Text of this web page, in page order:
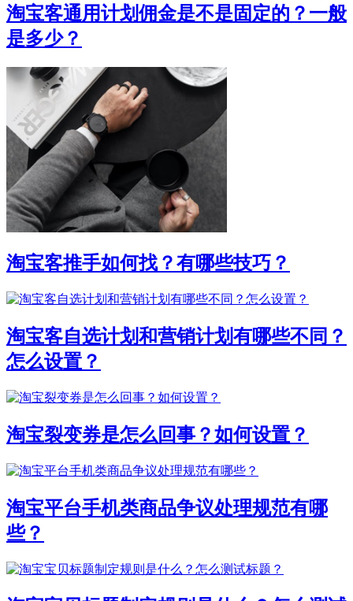
淘宝客通用计划佣金是不是固定的？一般
是多少？
淘宝客推手如何找？有哪些技巧？
淘宝客自选计划和营销计划有哪些不同？
怎么设置？
淘宝裂变券是怎么回事？如何设置？
淘宝平台手机类商品争议处理规范有哪
些？